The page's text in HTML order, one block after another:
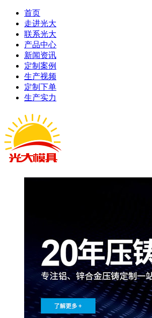
首页
走进光大
联系光大
产品中心
新闻资讯
定制案例
生产视频
定制下单
生产实力